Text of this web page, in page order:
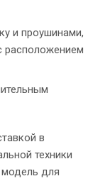
и проушинами,
в
техники
для